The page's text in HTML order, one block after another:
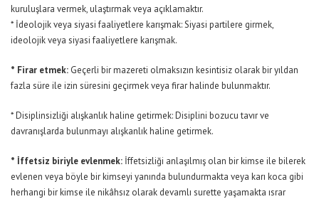
kuruluşlara vermek, ulaştırmak veya açıklamaktır.
* İdeolojik veya siyasi faaliyetlere karışmak: Siyasi partilere girmek,
ideolojik veya siyasi faaliyetlere karışmak.
* Firar etmek: Geçerli bir mazereti olmaksızın kesintisiz olarak bir yıldan
fazla süre ile izin süresini geçirmek veya firar halinde bulunmaktır.
* Disiplinsizliği alışkanlık haline getirmek: Disiplini bozucu tavır ve
davranışlarda bulunmayı alışkanlık haline getirmek.
* İffetsiz biriyle evlenmek: İffetsizliği anlaşılmış olan bir kimse ile bilerek
evlenen veya böyle bir kimseyi yanında bulundurmakta veya karı koca gibi
herhangi bir kimse ile nikâhsız olarak devamlı surette yaşamakta ısrar